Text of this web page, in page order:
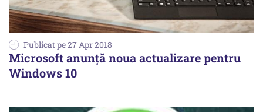
Publicat pe 27 Apr 2018
Microsoft anunță noua actualizare pentru
Windows 10